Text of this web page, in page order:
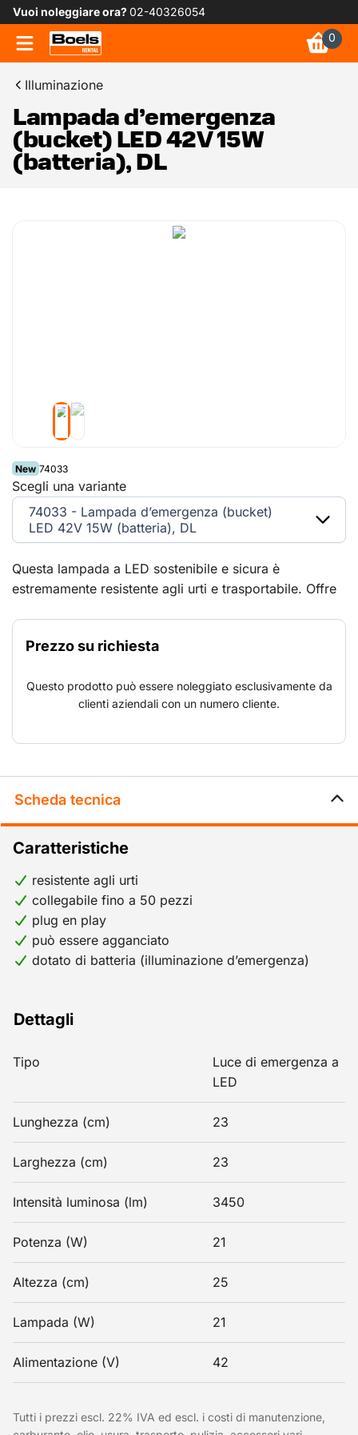
Vuoi noleggiare ora?02-40326054
0
Illuminazione
Lampada d’emergenza
(bucket) LED 42V 15W
(batteria), DL
New 74033
Questa lampada a LED sostenibile e sicura è
estremamente resistente agli urti e trasportabile. Offre
cantieri impiantistici ed edili, come cantieri navali e altri
luoghi dove si lavora in condizioni difficili.
Prezzo su richiesta
Questo prodotto può essere noleggiato esclusivamente da
clienti aziendali con un numero cliente.
Scegli una variante
74033 - Lampada d’emergenza (bucket)
LED 42V 15W (batteria), DL
Scheda tecnica
Dettagli
Tipo
Luce di emergenza a
LED
Lunghezza (cm) 23
Larghezza (cm) 23
Intensità luminosa (lm) 3450
Potenza (W) 21
Altezza (cm) 25
Lampada (W) 21
Alimentazione (V) 42
Caratteristiche
resistente agli urti
collegabile fino a 50 pezzi
plug en play
può essere agganciato
dotato di batteria (illuminazione d’emergenza)
Tutti i prezzi escl. 22% IVA ed escl. i costi di manutenzione,